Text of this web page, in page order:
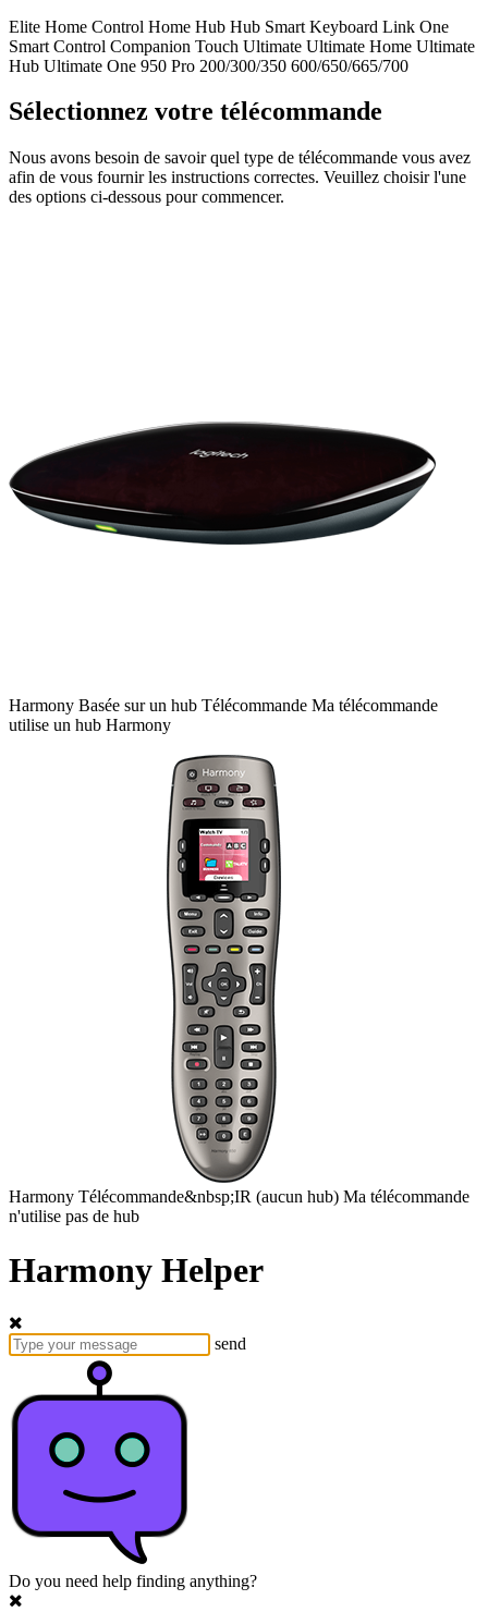
Elite Home Control Home Hub Hub Smart Keyboard Link One
Smart Control Companion Touch Ultimate Ultimate Home Ultimate
Hub Ultimate One 950 Pro 200/300/350 600/650/665/700
Sélectionnez votre télécommande
Nous avons besoin de savoir quel type de télécommande vous avez
afin de vous fournir les instructions correctes. Veuillez choisir l'une
des options ci-dessous pour commencer.
Harmony Basée sur un hub Télécommande Ma télécommande
utilise un hub Harmony
Harmony Télécommande&nbsp;IR (aucun hub) Ma télécommande
n'utilise pas de hub
Harmony Helper
send
Do you need help finding anything?